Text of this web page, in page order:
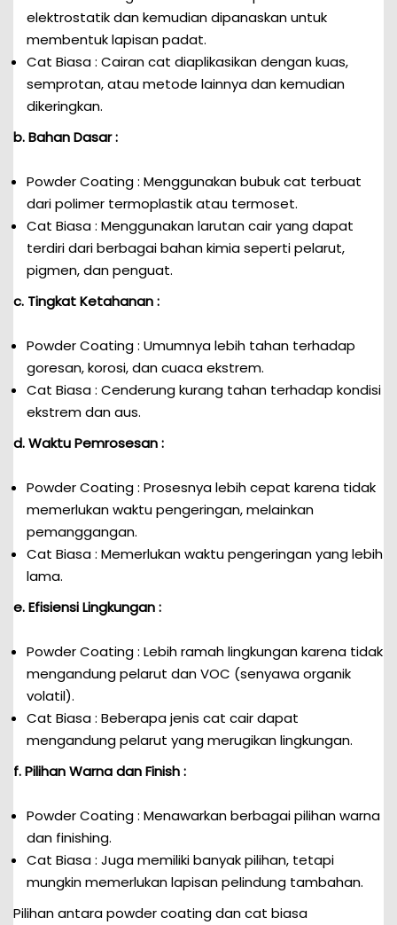
elektrostatik dan kemudian dipanaskan untuk
membentuk lapisan padat.
Cat Biasa : Cairan cat diaplikasikan dengan kuas,
semprotan, atau metode lainnya dan kemudian
dikeringkan.
b. Bahan Dasar :
Powder Coating : Menggunakan bubuk cat terbuat
dari polimer termoplastik atau termoset.
Cat Biasa : Menggunakan larutan cair yang dapat
terdiri dari berbagai bahan kimia seperti pelarut,
pigmen, dan penguat.
c. Tingkat Ketahanan :
Powder Coating : Umumnya lebih tahan terhadap
goresan, korosi, dan cuaca ekstrem.
Cat Biasa : Cenderung kurang tahan terhadap kondisi
ekstrem dan aus.
d. Waktu Pemrosesan :
Powder Coating : Prosesnya lebih cepat karena tidak
memerlukan waktu pengeringan, melainkan
pemanggangan.
Cat Biasa : Memerlukan waktu pengeringan yang lebih
lama.
e. Efisiensi Lingkungan :
Powder Coating : Lebih ramah lingkungan karena tidak
mengandung pelarut dan VOC (senyawa organik
volatil).
Cat Biasa : Beberapa jenis cat cair dapat
mengandung pelarut yang merugikan lingkungan.
f. Pilihan Warna dan Finish :
Powder Coating : Menawarkan berbagai pilihan warna
dan finishing.
Cat Biasa : Juga memiliki banyak pilihan, tetapi
mungkin memerlukan lapisan pelindung tambahan.
Pilihan antara powder coating dan cat biasa